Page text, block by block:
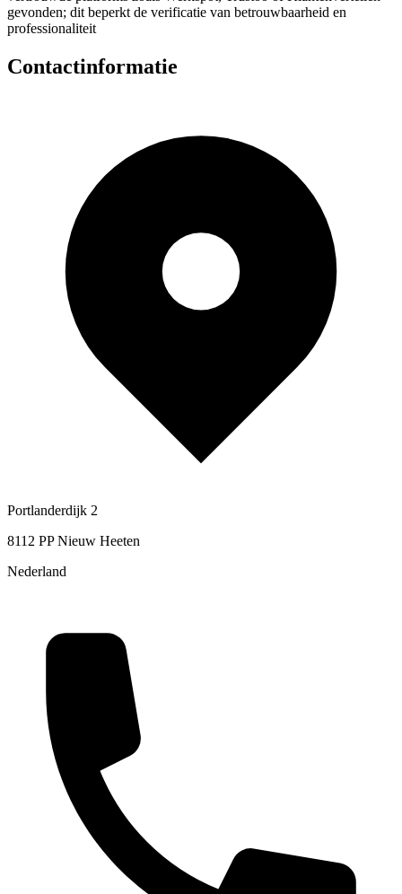
gevonden; dit beperkt de verificatie van betrouwbaarheid en
professionaliteit
Contactinformatie
Portlanderdijk 2
8112 PP Nieuw Heeten
Nederland